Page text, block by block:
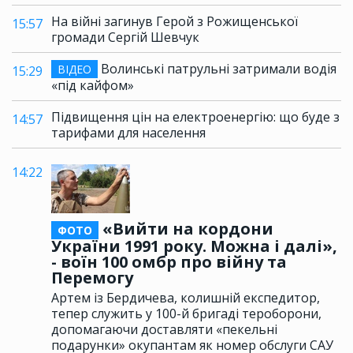
15:57 На війні загинув Герой з Рожищенської
громади Сергій Шевчук
15:29
ВІДЕО
Волинські патрульні затримали водія
«під кайфом»
14:57 Підвищення цін на електроенергію: що буде з
тарифами для населення
14:22
ФОТО
«Вийти на кордони
України 1991 року. Можна і далі»,
- воїн 100 омбр про війну та
Перемогу
Артем із Бердичева, колишній експедитор,
тепер служить у 100-й бригаді тероборони,
допомагаючи доставляти «пекельні
подарунки» окупантам як номер обслуги САУ